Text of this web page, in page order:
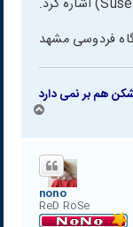
فردوسی مشهد
هم بر نمی دارد
nono
ReD RoSe